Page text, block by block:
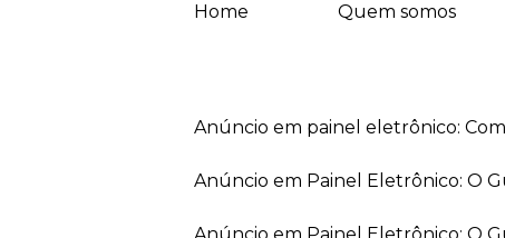
Home Quem somos
Anúncio em painel eletrônico:
Anúncio em Painel Eletrônico: O